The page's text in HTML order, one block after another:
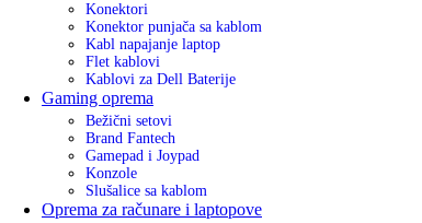
Konektori
Konektor punjača sa kablom
Kabl napajanje laptop
Flet kablovi
Kablovi za Dell Baterije
Gaming oprema
Bežični setovi
Brand Fantech
Gamepad i Joypad
Konzole
Slušalice sa kablom
Oprema za računare i laptopove